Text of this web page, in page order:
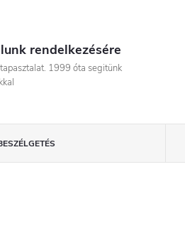
rendelkezésére
1999 óta segitünk